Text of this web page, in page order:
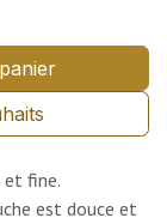
fine.
est douce et